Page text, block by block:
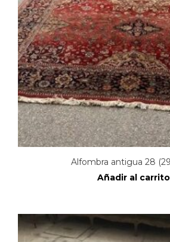
Alfombra antigua 28
Añadir al carrito